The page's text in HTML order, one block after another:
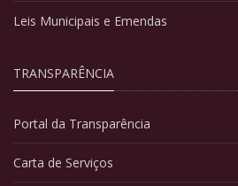
Leis Municipais e Emendas
TRANSPARÊNCIA
Portal da Transparência
Carta de Serviços